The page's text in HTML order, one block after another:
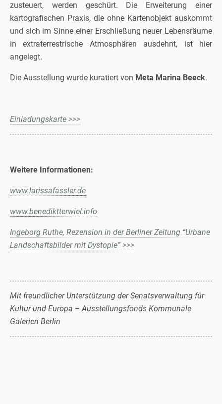
zusteuert, werden geschürt. Die Erweiterung einer
kartografischen Praxis, die ohne Kartenobjekt auskommt
und sich im Sinne einer Erschließung neuer Lebensräume
in extraterrestrische Atmosphären ausdehnt, ist hier
angelegt.
Die Ausstellung wurde kuratiert von Meta Marina Beeck.
Einladungskarte >>>
Weitere Informationen:
www.larissafassler.de
www.benediktterwiel.info
Ingeborg Ruthe, Rezension in der Berliner Zeitung “Urbane
Landschaftsbilder mit Dystopie” >>>
Mit freundlicher Unterstützung der Senatsverwaltung für
Kultur und Europa – Ausstellungsfonds Kommunale
Galerien Berlin